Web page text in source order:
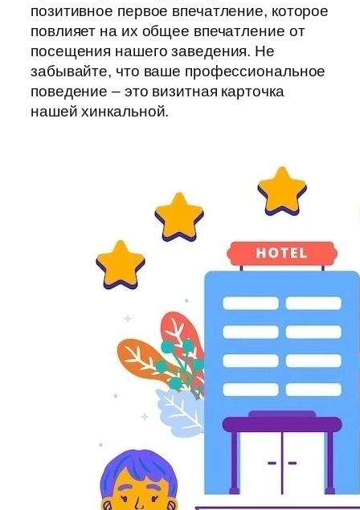
позитивное первое впечатление, которое
повлияет на их общее впечатление от
посещения нашего заведения. Не
забывайте, что ваше профессиональное
поведение – это визитная карточка
нашей хинкальной.